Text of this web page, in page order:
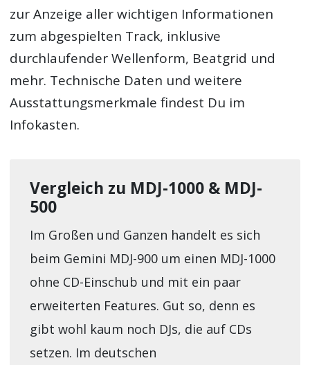
zur Anzeige aller wichtigen Informationen
zum abgespielten Track, inklusive
durchlaufender Wellenform, Beatgrid und
mehr. Technische Daten und weitere
Ausstattungsmerkmale findest Du im
Infokasten.
Vergleich zu MDJ-1000 & MDJ-
500
Im Großen und Ganzen handelt es sich
beim Gemini MDJ-900 um einen MDJ-1000
ohne CD-Einschub und mit ein paar
erweiterten Features. Gut so, denn es
gibt wohl kaum noch DJs, die auf CDs
setzen. Im deutschen